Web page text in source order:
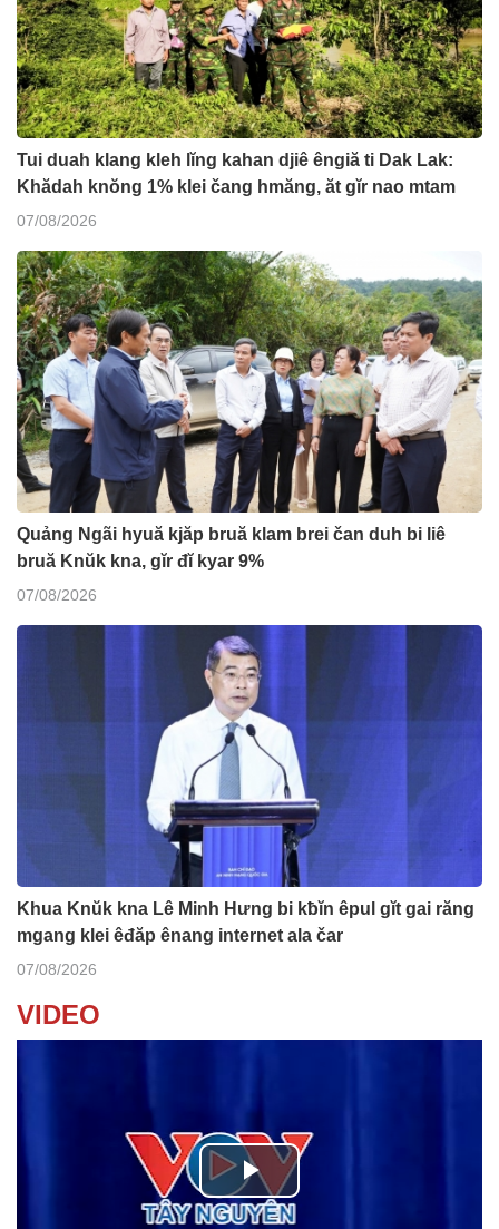
Tui duah klang kleh lĭng kahan djiê êngiă ti Dak Lak:
Khădah knŏng 1% klei čang hmăng, ăt gĭr nao mtam
07/08/2026
Quảng Ngãi hyuă kjăp bruă klam brei čan duh bi liê
bruă Knŭk kna, gĭr đĭ kyar 9%
07/08/2026
Khua Knŭk kna Lê Minh Hưng bi kƀĭn êpul gĭt gai răng
mgang klei êđăp ênang internet ala čar
07/08/2026
VIDEO
P